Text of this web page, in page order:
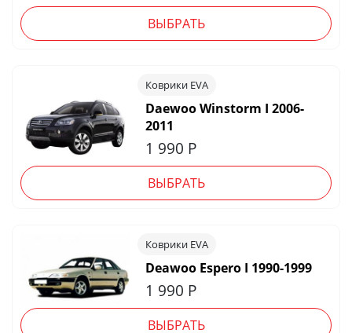
ВЫБРАТЬ
Коврики EVA
Daewoo Winstorm I 2006-
2011
1 990 Р
ВЫБРАТЬ
Коврики EVA
Deawoo Espero I 1990-1999
1 990 Р
ВЫБРАТЬ